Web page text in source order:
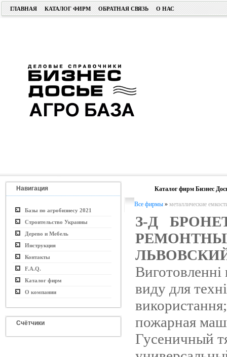
ГЛАВНАЯ КАТАЛОГ ФИРМ ОБРАТНАЯ СВЯЗЬ О НАС
Навигация
Базы по агробизнесу 2021
Строительство Украины
Дерево и Мебель
Инструкция
Контакты
F.A.Q.
Каталог фирм
О компании
Счётчики
Каталог фирм Бизнес
Все фирмы » металлические
З-Д
Виготовленні
виду для
пожарная
Гусеничный